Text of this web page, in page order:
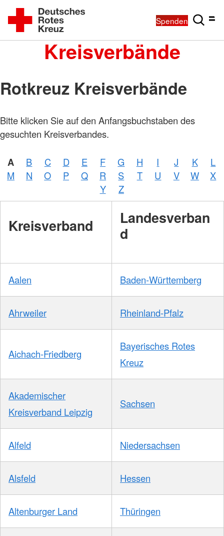
Spenden
Kreisverbände
Rotkreuz Kreisverbände
Bitte klicken Sie auf den Anfangsbuchstaben des
gesuchten Kreisverbandes.
A B C D E F G H I J K
L
M
N O P Q R S T U V W
X
Y
Z
Kreisverband
Landesverban
d
Aalen Baden-Württemberg
Ahrweiler Rheinland-Pfalz
Aichach-Friedberg
Bayerisches Rotes
Kreuz
Akademischer
Kreisverband Leipzig
Sachsen
Alfeld Niedersachsen
Alsfeld Hessen
Altenburger Land Thüringen